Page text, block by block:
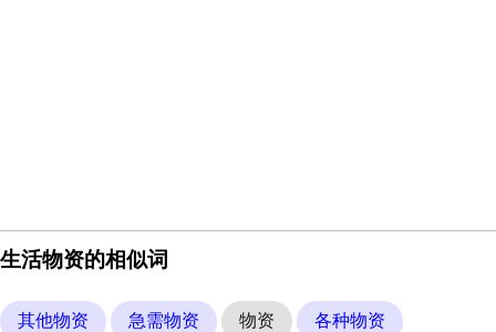
生活物资的相似词
其他物资 急需物资 物资 各种物资